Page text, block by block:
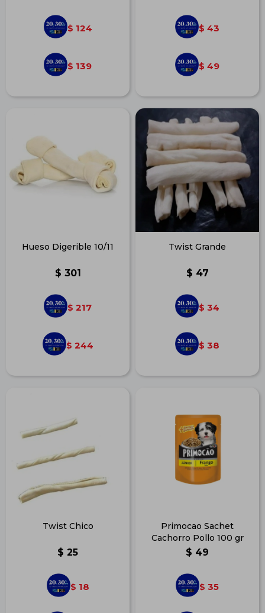
$ 124
$ 139
$ 43
$ 49
Hueso Digerible 10/11
$ 301
$ 217
$ 244
Twist Grande
$ 47
$ 34
$ 38
Twist Chico
$ 25
$ 18
Primocao Sachet
Cachorro Pollo 100 gr
$ 49
$ 35